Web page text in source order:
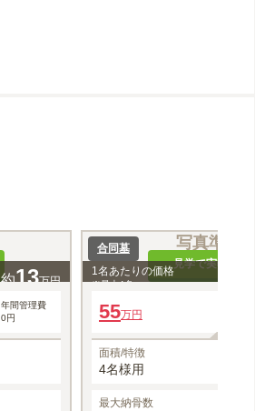
約13万円
年間管理費
0円
写真準備中
見学で実物を確認
合同墓
1名あたりの価格
※最大4名
55万円
面積/特徴
4名様用
最大納骨数